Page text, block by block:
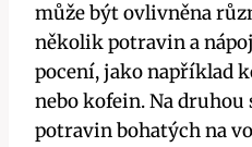
může být ovlivněna
několik potravin a
pocení, jako například
nebo kofein. Na
potravin bohatých na